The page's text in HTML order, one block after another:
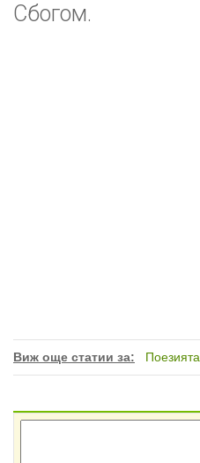
Сбогом.
Виж още статии за: Поезията